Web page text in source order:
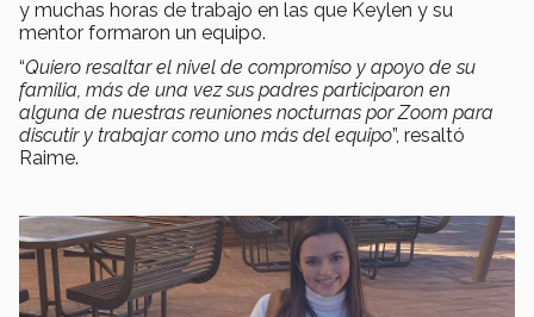
y muchas horas de trabajo en las que Keylen y su
mentor formaron un equipo.
“Quiero resaltar el nivel de compromiso y apoyo de su
familia, más de una vez sus padres participaron en
alguna de nuestras reuniones nocturnas por Zoom para
discutir y trabajar como uno más del equipo”, resaltó
Raime.